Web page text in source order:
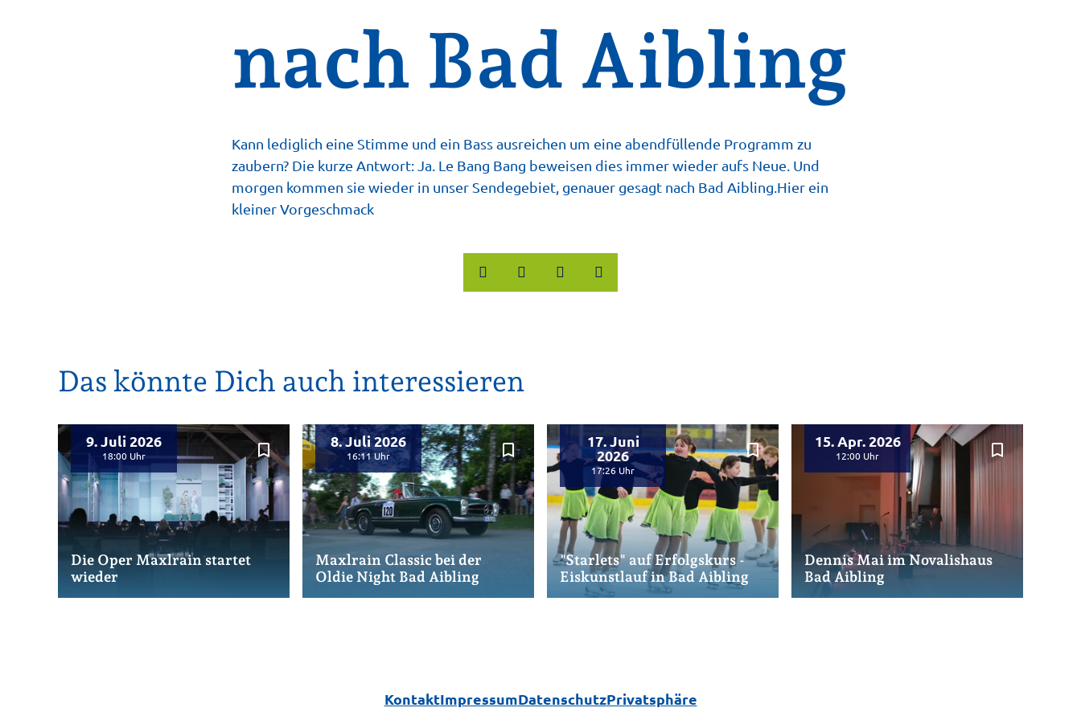
nach Bad Aibling
Kann lediglich eine Stimme und ein Bass ausreichen um eine abendfüllende Programm zu
zaubern? Die kurze Antwort: Ja. Le Bang Bang beweisen dies immer wieder aufs Neue. Und
morgen kommen sie wieder in unser Sendegebiet, genauer gesagt nach Bad Aibling.Hier ein
kleiner Vorgeschmack
Das könnte Dich auch interessieren
bookmark_border
9. Juli 2026
18:00
Die Oper Maxlrain startet
wieder
bookmark_border
8. Juli 2026
16:11
Maxlrain Classic bei der
Oldie Night Bad Aibling
bookmark_border
17. Juni
2026
17:26
"Starlets" auf Erfolgskurs -
Eiskunstlauf in Bad Aibling
bookmark_border
15. Apr. 2026
12:00
Dennis Mai im Novalishaus
Bad Aibling
KontaktImpressumDatenschutzPrivatsphäre